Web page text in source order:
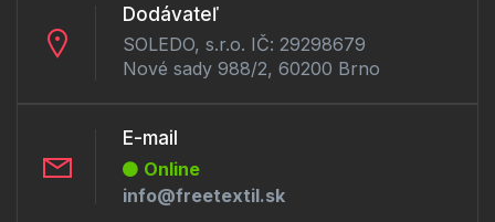
Dodávateľ
SOLEDO, s.r.o. IČ: 29298679
Nové sady 988/2, 60200 Brno
E-mail
Online
info@freetextil.sk